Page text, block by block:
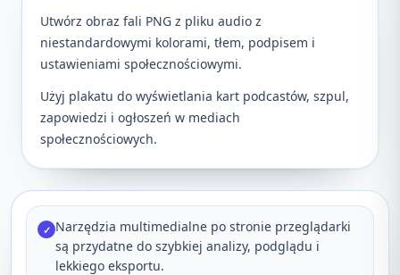
Utwórz obraz fali PNG z pliku audio z
niestandardowymi kolorami, tłem, podpisem i
ustawieniami społecznościowymi.
Użyj plakatu do wyświetlania kart podcastów, szpul,
zapowiedzi i ogłoszeń w mediach
społecznościowych.
✓ Narzędzia multimedialne po stronie przeglądarki
są przydatne do szybkiej analizy, podglądu i
lekkiego eksportu.